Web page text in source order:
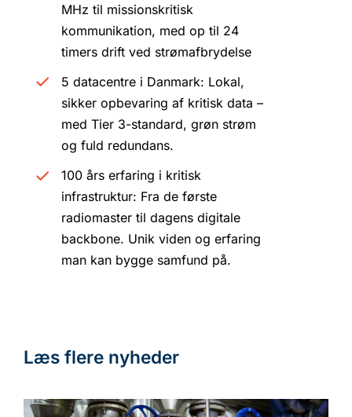
MHz til missionskritisk
kommunikation, med op til 24
timers drift ved strømafbrydelse
5 datacentre i Danmark: Lokal,
sikker opbevaring af kritisk data –
med Tier 3-standard, grøn strøm
og fuld redundans.
100 års erfaring i kritisk
infrastruktur: Fra de første
radiomaster til dagens digitale
backbone. Unik viden og erfaring
man kan bygge samfund på.
Læs flere nyheder